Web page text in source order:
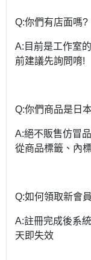
Q:你們有店面嗎?
A:目前是工作室
前建議先詢問唷!
Q:你們商品是日
A:絕不販售仿冒
從商品標籤、內
Q:如何領取新會
A:註冊完成後系
天即失效